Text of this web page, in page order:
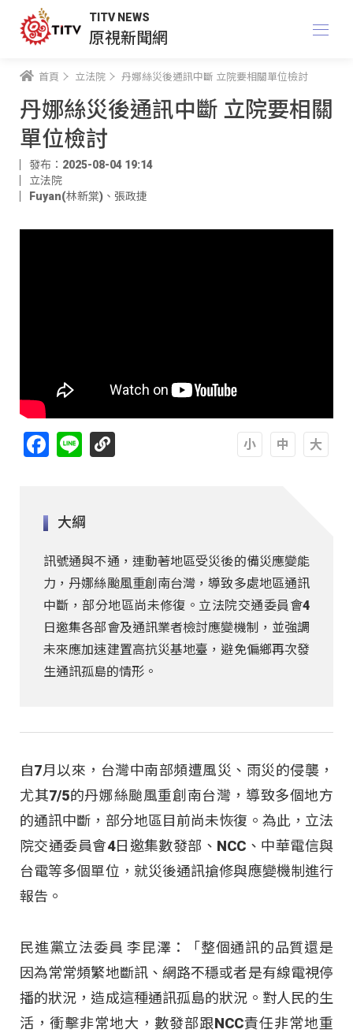
TITV NEWS
原視新聞網
首頁 立法院 丹娜絲災後通訊中斷 立院要相關單位檢討
丹娜絲災後通訊中斷 立院要相關
單位檢討
發布：2025-08-04 19:14
立法院
Fuyan(林新棠) 、 張政捷
Facebook
Line
大綱
訊號通與不通，連動著地區受災後的備災應變能
力，丹娜絲颱風重創南台灣，導致多處地區通訊
中斷，部分地區尚未修復。立法院交通委員會4
日邀集各部會及通訊業者檢討應變機制，並強調
未來應加速建置高抗災基地臺，避免偏鄉再次發
生通訊孤島的情形。
自7月以來，台灣中南部頻遭風災、雨災的侵襲，
尤其7/5的丹娜絲颱風重創南台灣，導致多個地方
的通訊中斷，部分地區目前尚未恢復。為此，立法
院交通委員會4日邀集數發部、NCC、中華電信與
台電等多個單位，就災後通訊搶修與應變機制進行
報告。
民進黨立法委員 李昆澤：「整個通訊的品質還是
因為常常頻繁地斷訊、網路不穩或者是有線電視停
播的狀況，造成這種通訊孤島的狀況。對人民的生
活，衝擊非常地大，數發部跟NCC責任非常地重